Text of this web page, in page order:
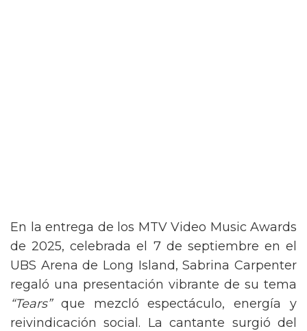
En la entrega de los MTV Video Music Awards
de 2025, celebrada el 7 de septiembre en el
UBS Arena de Long Island, Sabrina Carpenter
regaló una presentación vibrante de su tema
“Tears”que mezcló espectáculo, energía y
reivindicación social. La cantante surgió del